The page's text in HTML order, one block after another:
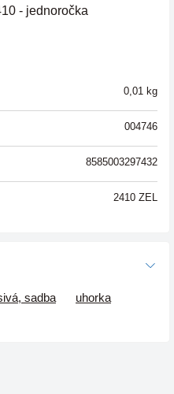
- jednoročka
0,01 kg
004746
8585003297432
2410 ZEL
sadba
uhorka